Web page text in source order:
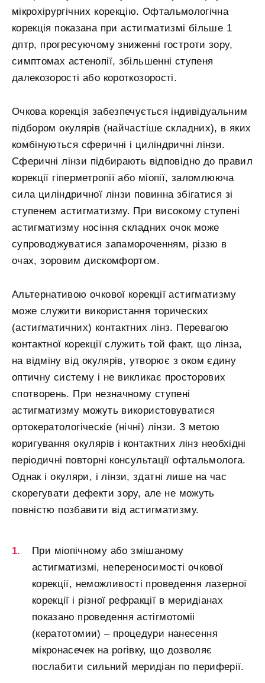
мікрохірургічних корекцію. Офтальмологічна
корекція показана при астигматизмі більше 1
дптр, прогресуючому зниженні гостроти зору,
симптомах астенопії, збільшенні ступеня
далекозорості або короткозорості.
Очкова корекція забезпечується індивідуальним
підбором окулярів (найчастіше складних), в яких
комбінуються сферичні і циліндричні лінзи.
Сферичні лінзи підбирають відповідно до правил
корекції гіперметропії або міопії, заломлююча
сила циліндричної лінзи повинна збігатися зі
ступенем астигматизму. При високому ступені
астигматизму носіння складних очок може
супроводжуватися запамороченням, різзю в
очах, зоровим дискомфортом.
Альтернативою очкової корекції астигматизму
може служити використання торических
(астигматичних) контактних лінз. Перевагою
контактної корекції служить той факт, що лінза,
на відміну від окулярів, утворює з оком єдину
оптичну систему і не викликає просторових
спотворень. При незначному ступені
астигматизму можуть використовуватися
ортокератологіческіе (нічні) лінзи. З метою
коригування окулярів і контактних лінз необхідні
періодичні повторні консультації офтальмолога.
Однак і окуляри, і лінзи, здатні лише на час
скорегувати дефекти зору, але не можуть
повністю позбавити від астигматизму.
При міопічному або змішаному
астигматизмі, непереносимості очкової
корекції, неможливості проведення лазерної
корекції і різної рефракції в меридіанах
показано проведення астігмотоміі
(кератотомии) – процедури нанесення
мікронасечек на рогівку, що дозволяє
послабити сильний меридіан по периферії.